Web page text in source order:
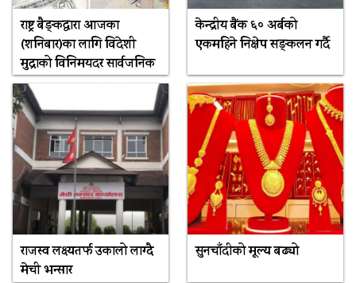
राष्ट्र बैङ्कद्वारा आजका
(शनिबार)का लागि विदेशी
मुद्राको विनिमयदर सार्वजनिक
केन्द्रीय बैंक ६० अर्बको
एकमहिने निक्षेप सङ्कलन गर्दै
राजस्व लक्ष्यतर्फ उकालो लाग्दै
मेची भन्सार
सुनचाँदीको मूल्य बढ्यो